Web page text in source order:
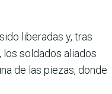
liberadas y, tras
soldados aliados
de las piezas, donde